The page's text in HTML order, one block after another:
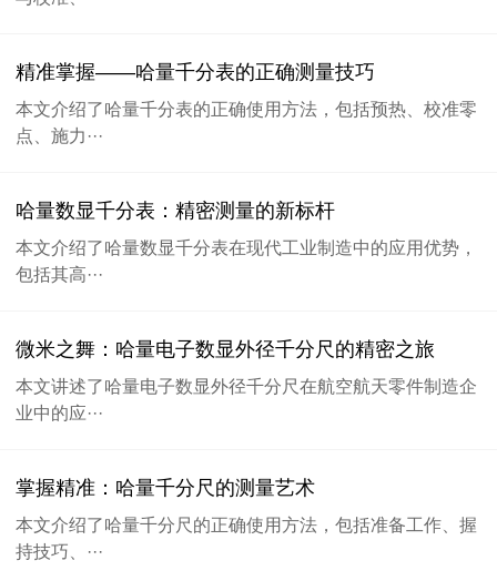
精准掌握——哈量千分表的正确测量技巧
本文介绍了哈量千分表的正确使用方法，包括预热、校准零
点、施力···
哈量数显千分表：精密测量的新标杆
本文介绍了哈量数显千分表在现代工业制造中的应用优势，
包括其高···
微米之舞：哈量电子数显外径千分尺的精密之旅
本文讲述了哈量电子数显外径千分尺在航空航天零件制造企
业中的应···
掌握精准：哈量千分尺的测量艺术
本文介绍了哈量千分尺的正确使用方法，包括准备工作、握
持技巧、···